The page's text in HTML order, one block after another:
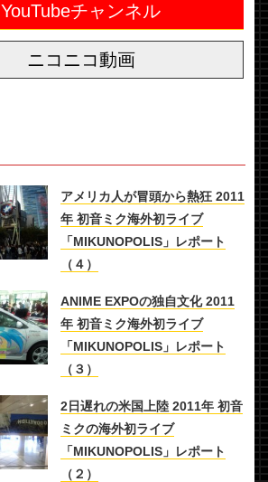
YouTubeチャンネル
ニコニコ動画
アメリカ人が冒頭から熱狂 2011
年 初音ミク海外初ライブ
「MIKUNOPOLIS」レポート
（４）
ANIME EXPOの独自文化 2011
年 初音ミク海外初ライブ
「MIKUNOPOLIS」レポート
（３）
2日遅れの米国上陸 2011年 初音
ミクの海外初ライブ
「MIKUNOPOLIS」レポート
（２）